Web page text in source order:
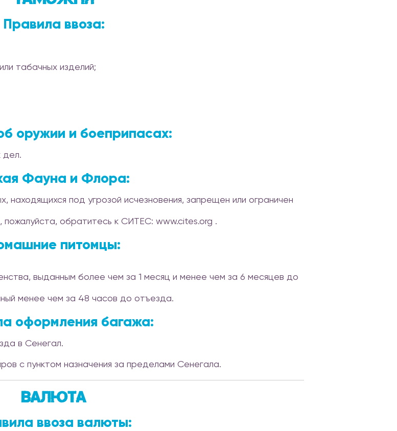
Правила ввоза:
табачных изделий;
оружии и боеприпасах:
дел.
Фауна и Флора:
находящихся под угрозой исчезновения, запрещен или ограничен
обратитесь к СИТЕС: www.cites.org .
питомцы:
выданным более чем за 1 месяц и менее чем за 6 месяцев до
менее чем за 48 часов до отъезда.
оформления багажа:
в Сенегал.
с пунктом назначения за пределами Сенегала.
Валюта
ввоза валюты: